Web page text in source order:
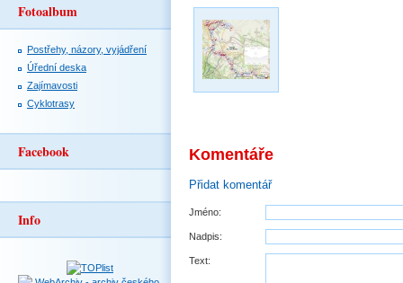
Komentáře
Přidat komentář
Jméno:
Nadpis:
Text:
Fotoalbum
Postřehy, názory, vyjádření
Úřední deska
Zajímavosti
Cyklotrasy
Facebook
Info